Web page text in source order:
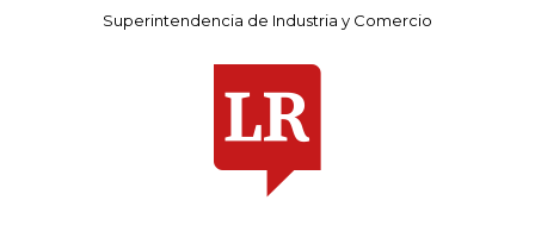
Superintendencia de Industria y Comercio